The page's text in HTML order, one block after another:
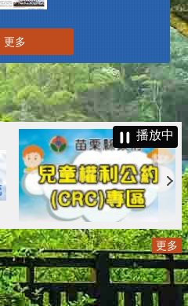
更多
播放中
更多